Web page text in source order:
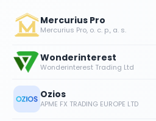
Mercurius Pro
Mercurius Pro, o. c. p., a. s.
Wonderinterest
Wonderinterest Trading Ltd
Ozios
APME FX TRADING EUROPE LTD
sezona amerických společností
čísla, než očekávali analytici.
Objednávky
28 %, akcie rostou